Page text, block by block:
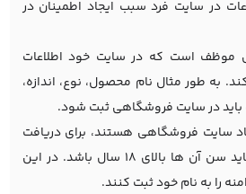
در سایت فرد سبب ایجاد اطمینان در
موظف است که در سایت خود اطلاعات
به طور مثال نام محصول، نوع، اندازه،
باید در سایت فروشگاهی ثبت شود.
سایت فروشگاهی هستند، برای دریافت
نماد اعتماد الکترونیکی باید سن آن ها بالای 18 سال باشد. در این
را به نام خود ثبت کنند.